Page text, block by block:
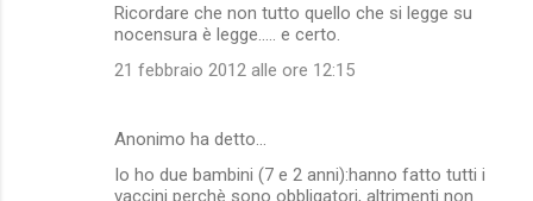
Ricordare che non tutto quello che si legge su
nocensura è legge..... e certo.
21 febbraio 2012 alle ore 12:15
Anonimo ha detto…
Io ho due bambini (7 e 2 anni):hanno fatto tutti i
vaccini perchè sono obbligatori, altrimenti non